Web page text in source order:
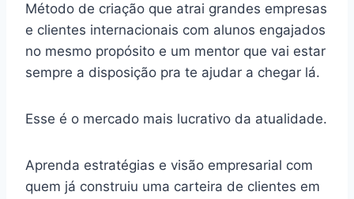
Método de criação que atrai grandes empresas
e clientes internacionais com alunos engajados
no mesmo propósito e um mentor que vai estar
sempre a disposição pra te ajudar a chegar lá.
Esse é o mercado mais lucrativo da atualidade.
Aprenda estratégias e visão empresarial com
quem já construiu uma carteira de clientes em